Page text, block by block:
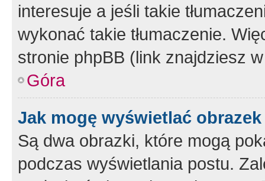
interesuje a jeśli takie
wykonać takie tłumaczenie.
stronie phpBB (link znajdziesz
Góra
Jak mogę wyświetlać
Są dwa obrazki, które mogą
podczas wyświetlania postu.